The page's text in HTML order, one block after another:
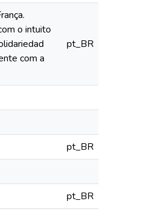
o intuito
com a
pt_BR
pt_BR
pt_BR